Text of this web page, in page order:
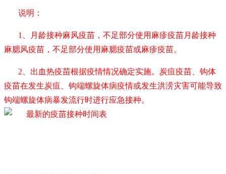
说明：
1、月龄接种麻风疫苗，不足部分使用麻疹疫苗月龄接种
麻腮风疫苗，不足部分使用麻腮疫苗或麻疹疫苗。
2、出血热疫苗根据疫情情况确定实施。炭疽疫苗、钩体
疫苗在发生炭疽、钩端螺旋体病疫情或发生洪涝灾害可能导致
钩端螺旋体病暴发流行时进行应急接种。